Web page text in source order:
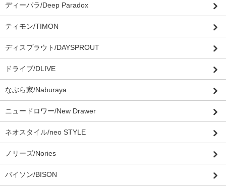
ディーパラ/Deep Paradox
ティモン/TIMON
ディスプラウト/DAYSPROUT
ドライブ/DLIVE
なぶら家/Naburaya
ニュードロワー/New Drawer
ネオスタイル/neo STYLE
ノリーズ/Nories
バイソン/BISON